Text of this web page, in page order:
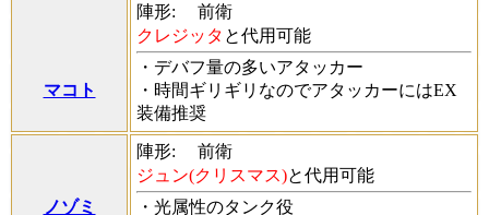
マコト
陣形:
前衛
クレジッタ と代用可能
・デバフ量の多いアタッカー
・時間ギリギリなのでアタッカーにはEX
装備推奨
ノゾミ
陣形:
前衛
ジュン(クリスマス)と代用可能
・光属性のタンク役